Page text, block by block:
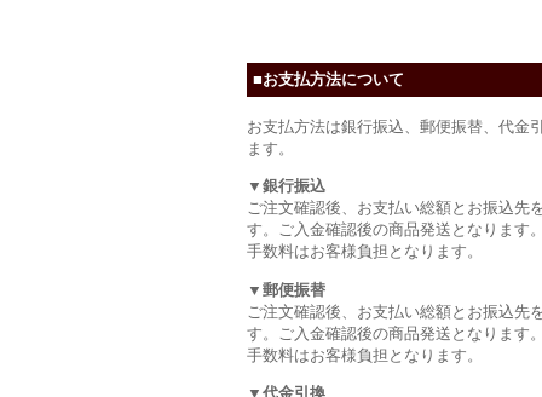
■お支払方法について
お支払方法は銀行振込、郵便振替、代金
ます。
▼銀行振込
ご注文確認後、お支払い総額とお振込先
す。ご入金確認後の商品発送となります
手数料はお客様負担となります。
▼郵便振替
ご注文確認後、お支払い総額とお振込先
す。ご入金確認後の商品発送となります
手数料はお客様負担となります。
▼代金引換